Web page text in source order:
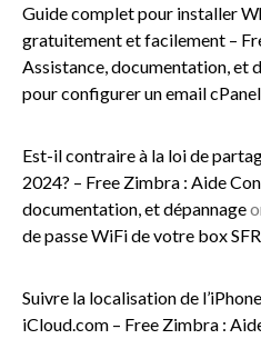
Guide complet pour installer
gratuitement et facilement –
Assistance, documentation, et
pour configurer un email
Est-il contraire à la loi de
2024? – Free Zimbra : Aide
documentation, et dépannage
de passe WiFi de votre box
Suivre la localisation de
iCloud.com – Free Zimbra :